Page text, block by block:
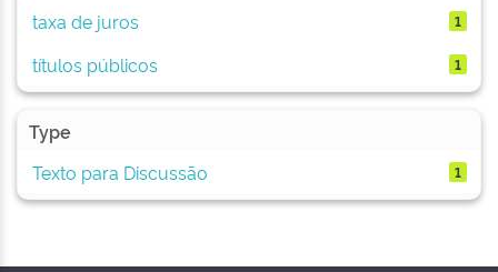
taxa de juros 1
títulos públicos 1
Type
Texto para Discussão
1